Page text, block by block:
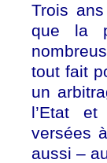
Trois
que la
tout fait
un
l’Etat et
versées
aussi –